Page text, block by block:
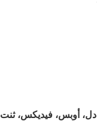
أوبس، فيديكس، ثنت